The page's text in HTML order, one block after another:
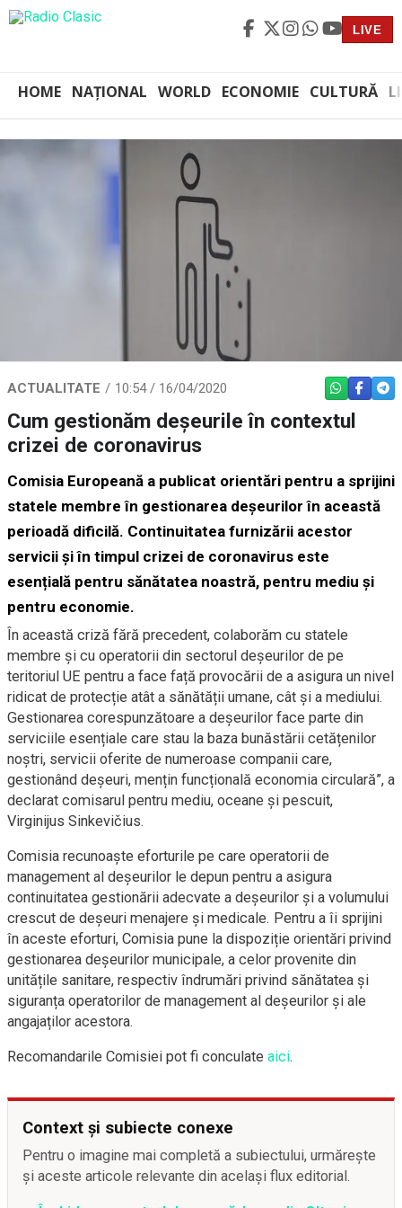
LIVE
HOME NAȚIONAL WORLD ECONOMIE CULTURĂ
ACTUALITATE 10:54 / 16/04/2020 WHATSAPP
Cum gestionăm deșeurile în contextul
crizei de coronavirus
Comisia Europeană a publicat orientări pentru a sprijini
statele membre în gestionarea deșeurilor în această
perioadă dificilă. Continuitatea furnizării acestor
servicii și în timpul crizei de coronavirus este
esențială pentru sănătatea noastră, pentru mediu și
pentru economie.
În această criză fără precedent, colaborăm cu statele
membre și cu operatorii din sectorul deșeurilor de pe
teritoriul UE pentru a face față provocării de a asigura un nivel
ridicat de protecție atât a sănătății umane, cât și a mediului.
Gestionarea corespunzătoare a deșeurilor face parte din
serviciile esențiale care stau la baza bunăstării cetățenilor
noștri, servicii oferite de numeroase companii care,
gestionând deșeuri, mențin funcțională economia circulară”, a
declarat comisarul pentru mediu, oceane și pescuit,
Virginijus Sinkevičius.
Comisia recunoaște eforturile pe care operatorii de
management al deșeurilor le depun pentru a asigura
continuitatea gestionării adecvate a deșeurilor și a volumului
crescut de deșeuri menajere și medicale. Pentru a îi sprijini
în aceste eforturi, Comisia pune la dispoziție orientări privind
gestionarea deșeurilor municipale, a celor provenite din
unitățile sanitare, respectiv îndrumări privind sănătatea și
siguranța operatorilor de management al deșeurilor și ale
angajaților acestora.
Recomandarile Comisiei pot fi conculate aici.
Context și subiecte conexe
Pentru o imagine mai completă a subiectului, urmărește
și aceste articole relevante din același flux editorial.